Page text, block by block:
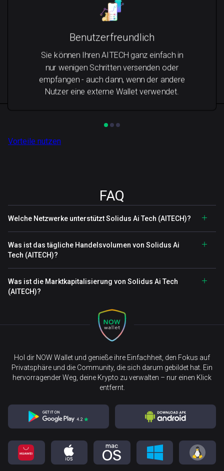
Benutzerfreundlich
Sie können Ihren AITECH ganz einfach in
nur wenigen Schritten versenden oder
empfangen - auch dann, wenn der andere
Nutzer eine externe Wallet verwendet.
Vorteile nutzen
FAQ
Welche Netzwerke unterstützt Solidus Ai Tech (AITECH)?
Was ist das tägliche Handelsvolumen von Solidus Ai
Tech (AITECH)?
Was ist die Marktkapitalisierung von Solidus Ai Tech
(AITECH)?
Hol dir NOW Wallet und genieße ihre Einfachheit, den Fokus auf
Privatsphäre und die Community, die sich darum gebildet hat. Ein
hervorragender Weg, deine Krypto zu verwalten – nur einen Klick
entfernt.